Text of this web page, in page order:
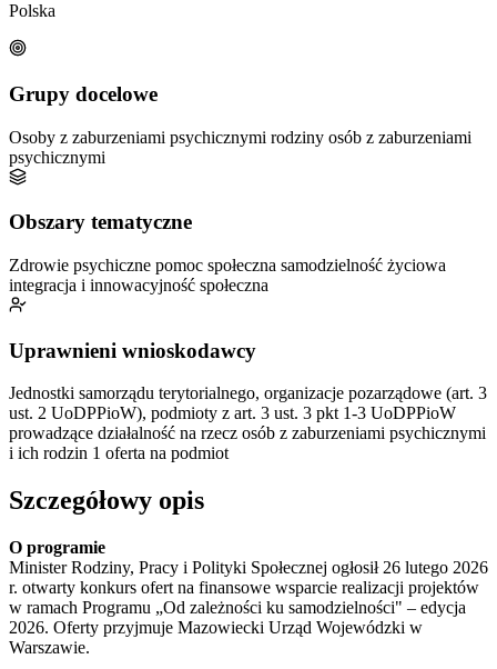
Polska
Grupy docelowe
Osoby z zaburzeniami psychicznymi rodziny osób z zaburzeniami
psychicznymi
Obszary tematyczne
Zdrowie psychiczne pomoc społeczna samodzielność życiowa
integracja i innowacyjność społeczna
Uprawnieni wnioskodawcy
Jednostki samorządu terytorialnego, organizacje pozarządowe (art. 3
ust. 2 UoDPPioW), podmioty z art. 3 ust. 3 pkt 1-3 UoDPPioW
prowadzące działalność na rzecz osób z zaburzeniami psychicznymi
i ich rodzin 1 oferta na podmiot
Szczegółowy opis
O programie
Minister Rodziny, Pracy i Polityki Społecznej ogłosił 26 lutego 2026
r. otwarty konkurs ofert na finansowe wsparcie realizacji projektów
w ramach Programu „Od zależności ku samodzielności" – edycja
2026. Oferty przyjmuje Mazowiecki Urząd Wojewódzki w
Warszawie.